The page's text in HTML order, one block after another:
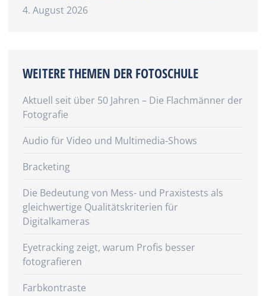
4. August 2026
WEITERE THEMEN DER FOTOSCHULE
Aktuell seit über 50 Jahren – Die Flachmänner der
Fotografie
Audio für Video und Multimedia-Shows
Bracketing
Die Bedeutung von Mess- und Praxistests als
gleichwertige Qualitätskriterien für
Digitalkameras
Eyetracking zeigt, warum Profis besser
fotografieren
Farbkontraste